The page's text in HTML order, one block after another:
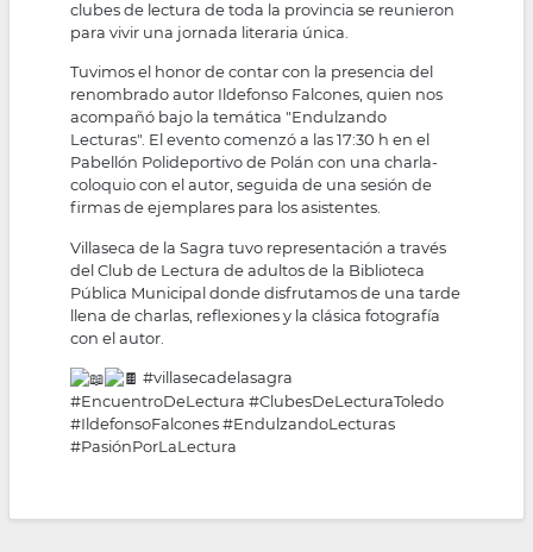
clubes de lectura de toda la provincia se reunieron
para vivir una jornada literaria única.
Tuvimos el honor de contar con la presencia del
renombrado autor Ildefonso Falcones, quien nos
acompañó bajo la temática "Endulzando
Lecturas". El evento comenzó a las 17:30 h en el
Pabellón Polideportivo de Polán con una charla-
coloquio con el autor, seguida de una sesión de
firmas de ejemplares para los asistentes.
Villaseca de la Sagra tuvo representación a través
del Club de Lectura de adultos de la Biblioteca
Pública Municipal donde disfrutamos de una tarde
llena de charlas, reflexiones y la clásica fotografía
con el autor.
#villasecadelasagra
#EncuentroDeLectura #ClubesDeLecturaToledo
#IldefonsoFalcones#EndulzandoLecturas
#PasiónPorLaLectura